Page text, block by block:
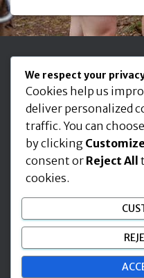
Seuraa meitä
RYHMÄTOIMINTA
INFO
We respect your
Cookies help us
deliver personalized
traffic. You can
by clicking Customize
consent or Reject All
cookies.